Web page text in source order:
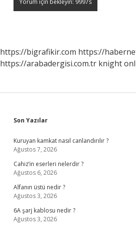
https://bigrafikir.com https://
https://arabadergisi.com.tr knight
Sidebar
Son Yazılar
Kuruyan kamkat nasıl canlandırılır ?
Ağustos 7, 2026
Cahiz’in eserleri nelerdir ?
Ağustos 6, 2026
Alfanın üstü nedir ?
Ağustos 3, 2026
6A şarj kablosu nedir ?
Ağustos 3, 2026